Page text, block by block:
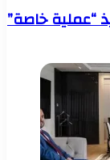
“عملية خاصة”